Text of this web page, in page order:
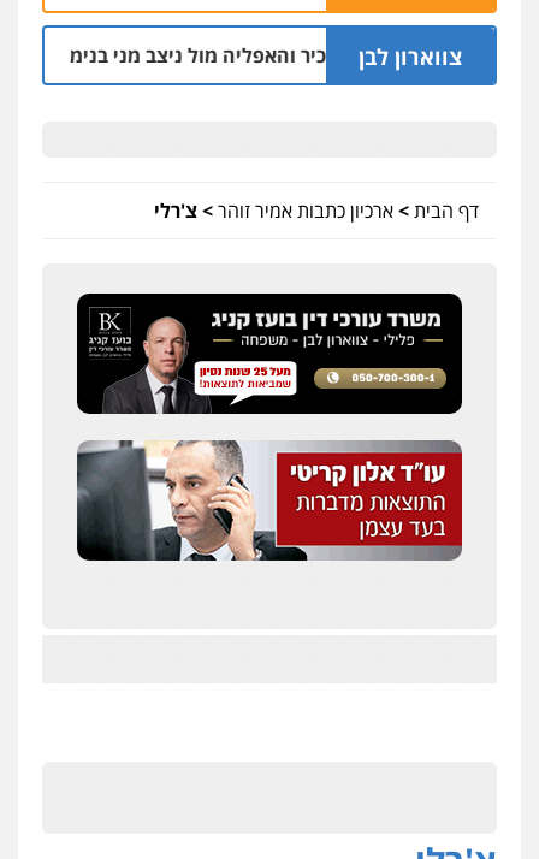
צווארון לבן
הקצין הבכיר והאפליה מול ניצב מני בנימין בתיק נצרת
דף הבית>ארכיון כתבות אמיר זוהר>צ'רלי